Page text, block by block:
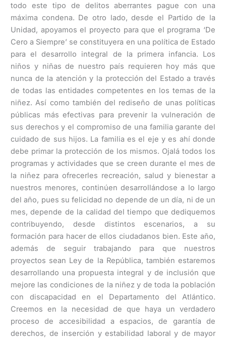
todo este tipo de delitos aberrantes pague con una
máxima condena. De otro lado, desde el Partido de la
Unidad, apoyamos el proyecto para que el programa ‘De
Cero a Siempre’ se constituyera en una política de Estado
para el desarrollo integral de la primera infancia. Los
niños y niñas de nuestro país requieren hoy más que
nunca de la atención y la protección del Estado a través
de todas las entidades competentes en los temas de la
niñez. Así como también del rediseño de unas políticas
públicas más efectivas para prevenir la vulneración de
sus derechos y el compromiso de una familia garante del
cuidado de sus hijos. La familia es el eje y es ahí donde
debe primar la protección de los mismos. Ojalá todos los
programas y actividades que se creen durante el mes de
la niñez para ofrecerles recreación, salud y bienestar a
nuestros menores, continúen desarrollándose a lo largo
del año, pues su felicidad no depende de un día, ni de un
mes, depende de la calidad del tiempo que dediquemos
contribuyendo, desde distintos escenarios, a su
formación para hacer de ellos ciudadanos bien. Este año,
además de seguir trabajando para que nuestros
proyectos sean Ley de la República, también estaremos
desarrollando una propuesta integral y de inclusión que
mejore las condiciones de la niñez y de toda la población
con discapacidad en el Departamento del Atlántico.
Creemos en la necesidad de que haya un verdadero
proceso de accesibilidad a espacios, de garantía de
derechos, de inserción y estabilidad laboral y de mayor